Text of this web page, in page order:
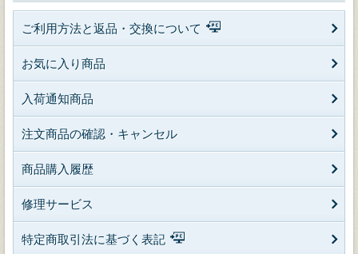
ご利用方法と返品・交換について
お気に入り商品
入荷通知商品
注文商品の確認・キャンセル
商品購入履歴
修理サービス
特定商取引法に基づく表記